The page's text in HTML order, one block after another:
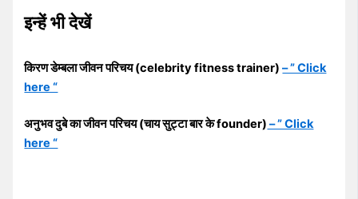
इन्हें भी देखें
किरण डेम्बला जीवन परिचय (celebrity fitness trainer)– ” Click
here “
अनुभव दुबे का जीवन परिचय (चाय सुट्टा बार के founder) – ” Click
here “